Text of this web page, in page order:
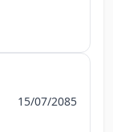
15/07/2085